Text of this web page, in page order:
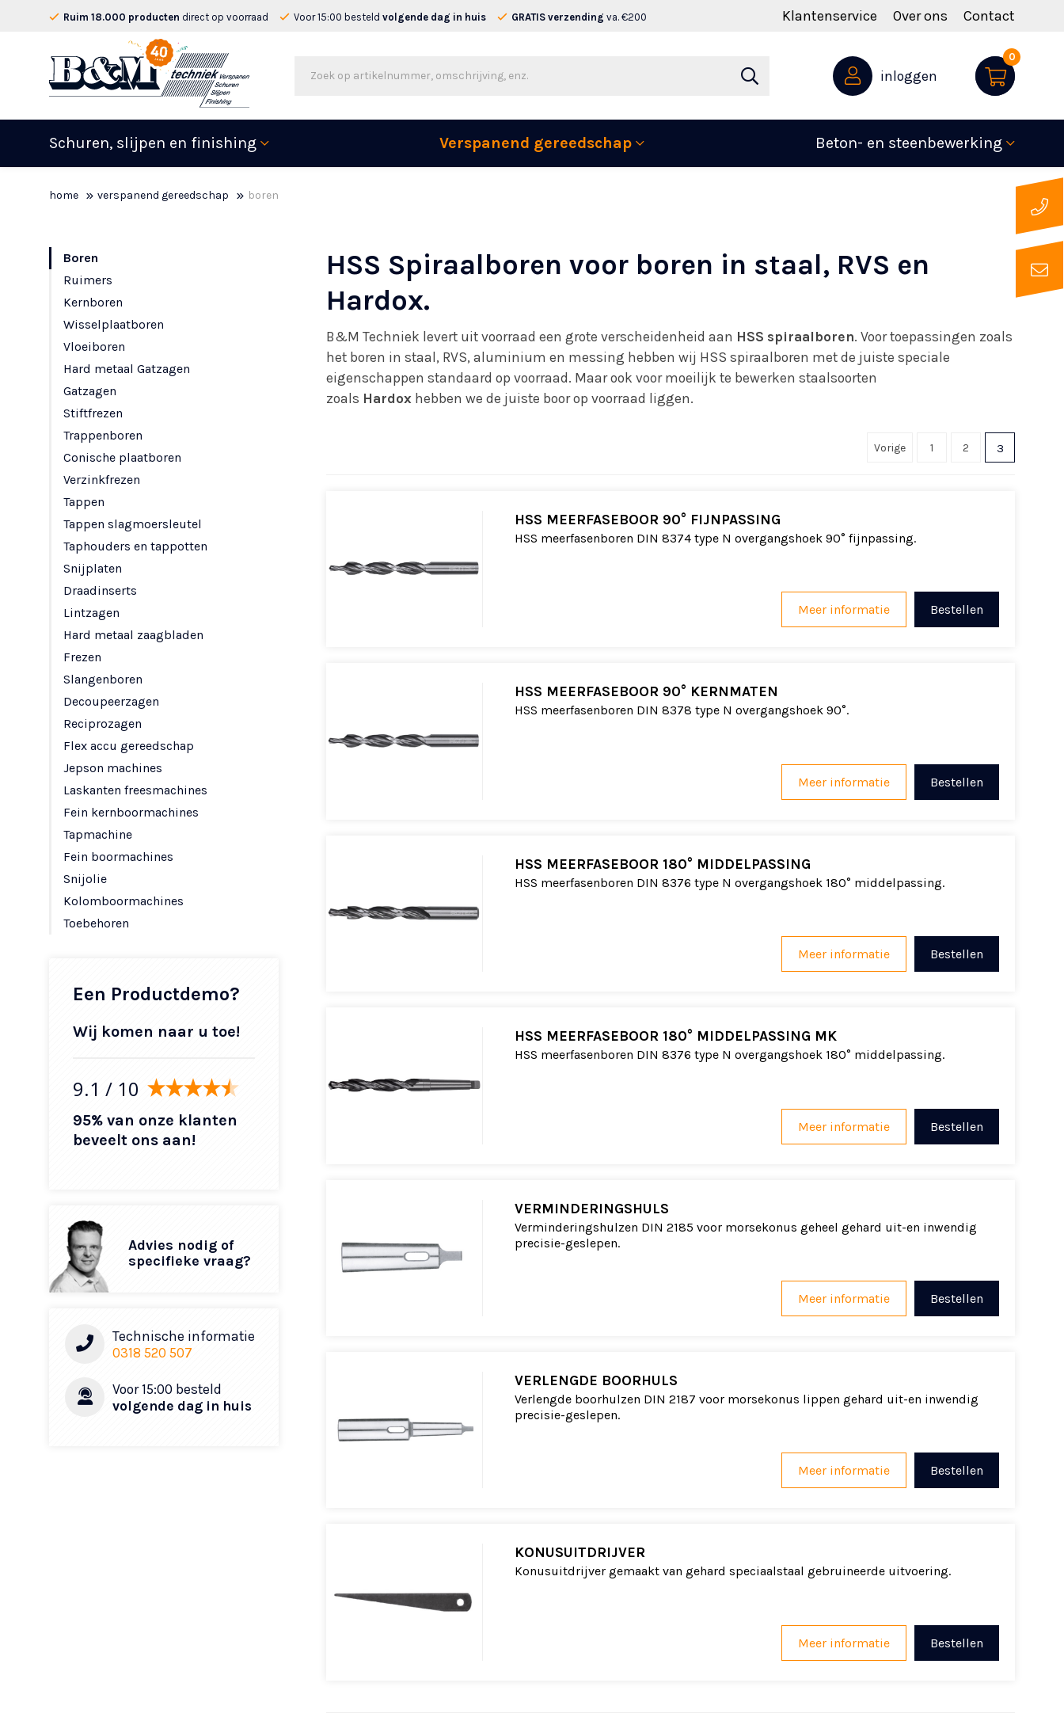
Ruim 18.000 producten direct op voorraad Voor 15:00 besteld volgende dag in huis GRATIS verzending va. €200 Klantenservice Over ons Contact
0
inloggen
Schuren, slijpen en finishing Verspanend gereedschap Beton- en steenbewerking
home verspanend gereedschap boren
Boren
Ruimers
Kernboren
Wisselplaatboren
Vloeiboren
Hard metaal Gatzagen
Gatzagen
Stiftfrezen
Trappenboren
Conische plaatboren
Verzinkfrezen
Tappen
Tappen slagmoersleutel
Taphouders en tappotten
Snijplaten
Draadinserts
Lintzagen
Hard metaal zaagbladen
Frezen
Slangenboren
Decoupeerzagen
Reciprozagen
Flex accu gereedschap
Jepson machines
Laskanten freesmachines
Fein kernboormachines
Tapmachine
Fein boormachines
Snijolie
Kolomboormachines
Toebehoren
Een Productdemo?
Wij komen naar u toe!
9.1 / 10
95% van onze klanten
beveelt ons aan!
Advies nodig of
specifieke vraag?
Technische informatie
0318 520 507
Voor 15:00 besteld
volgende dag in huis
HSS Spiraalboren voor boren in staal, RVS en
Hardox.
B&M Techniek levert uit voorraad een grote verscheidenheid aan HSS spiraalboren. Voor toepassingen zoals
het boren in staal, RVS, aluminium en messing hebben wij HSS spiraalboren met de juiste speciale
eigenschappen standaard op voorraad. Maar ook voor moeilijk te bewerken staalsoorten
zoals Hardox hebben we de juiste boor op voorraad liggen.
Vorige 1 2 3
HSS MEERFASEBOOR 90° FIJNPASSING
HSS meerfasenboren DIN 8374 type N overgangshoek 90° fijnpassing.
Bestellen
Meer informatie
HSS MEERFASEBOOR 90° KERNMATEN
HSS meerfasenboren DIN 8378 type N overgangshoek 90°.
Bestellen
Meer informatie
HSS MEERFASEBOOR 180° MIDDELPASSING
HSS meerfasenboren DIN 8376 type N overgangshoek 180° middelpassing.
Bestellen
Meer informatie
HSS MEERFASEBOOR 180° MIDDELPASSING MK
HSS meerfasenboren DIN 8376 type N overgangshoek 180° middelpassing.
Bestellen
Meer informatie
VERMINDERINGSHULS
Verminderingshulzen DIN 2185 voor morsekonus geheel gehard uit-en inwendig
precisie-geslepen.
Bestellen
Meer informatie
VERLENGDE BOORHULS
Verlengde boorhulzen DIN 2187 voor morsekonus lippen gehard uit-en inwendig
precisie-geslepen.
Bestellen
Meer informatie
KONUSUITDRIJVER
Konusuitdrijver gemaakt van gehard speciaalstaal gebruineerde uitvoering.
Bestellen
Meer informatie